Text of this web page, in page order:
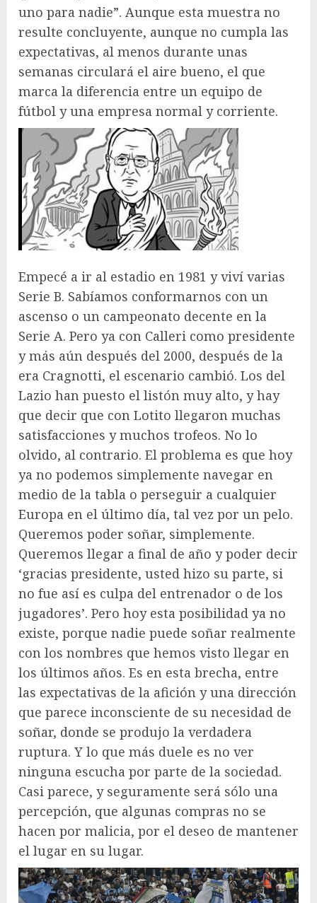
uno para nadie”. Aunque esta muestra no
resulte concluyente, aunque no cumpla las
expectativas, al menos durante unas
semanas circulará el aire bueno, el que
marca la diferencia entre un equipo de
fútbol y una empresa normal y corriente.
Empecé a ir al estadio en 1981 y viví varias
Serie B. Sabíamos conformarnos con un
ascenso o un campeonato decente en la
Serie A. Pero ya con Calleri como presidente
y más aún después del 2000, después de la
era Cragnotti, el escenario cambió. Los del
Lazio han puesto el listón muy alto, y hay
que decir que con Lotito llegaron muchas
satisfacciones y muchos trofeos. No lo
olvido, al contrario. El problema es que hoy
ya no podemos simplemente navegar en
medio de la tabla o perseguir a cualquier
Europa en el último día, tal vez por un pelo.
Queremos poder soñar, simplemente.
Queremos llegar a final de año y poder decir
‘gracias presidente, usted hizo su parte, si
no fue así es culpa del entrenador o de los
jugadores’. Pero hoy esta posibilidad ya no
existe, porque nadie puede soñar realmente
con los nombres que hemos visto llegar en
los últimos años. Es en esta brecha, entre
las expectativas de la afición y una dirección
que parece inconsciente de su necesidad de
soñar, donde se produjo la verdadera
ruptura. Y lo que más duele es no ver
ninguna escucha por parte de la sociedad.
Casi parece, y seguramente será sólo una
percepción, que algunas compras no se
hacen por malicia, por el deseo de mantener
el lugar en su lugar.